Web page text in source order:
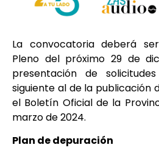
La convocatoria deberá
Pleno del próximo 29 de
presentación de
siguiente al de la publicación
el Boletín Oficial de la
marzo de 2024.
Plan de depuración